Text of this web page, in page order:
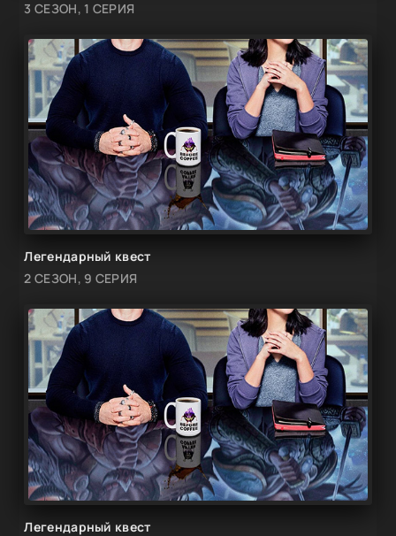
3 СЕЗОН, 1 СЕРИЯ
Легендарный квест
2 СЕЗОН, 9 СЕРИЯ
Легендарный квест